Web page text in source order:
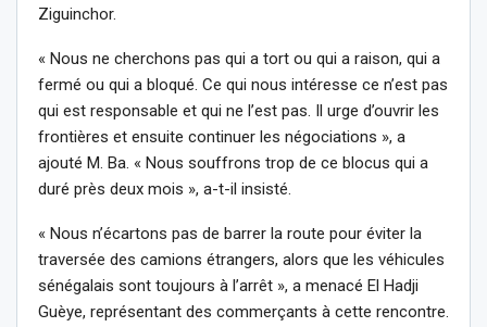
Ziguinchor.
« Nous ne cherchons pas qui a tort ou qui a raison, qui a
fermé ou qui a bloqué. Ce qui nous intéresse ce n’est pas
qui est responsable et qui ne l’est pas. Il urge d’ouvrir les
frontières et ensuite continuer les négociations », a
ajouté M. Ba. « Nous souffrons trop de ce blocus qui a
duré près deux mois », a-t-il insisté.
« Nous n’écartons pas de barrer la route pour éviter la
traversée des camions étrangers, alors que les véhicules
sénégalais sont toujours à l’arrêt », a menacé El Hadji
Guèye, représentant des commerçants à cette rencontre.